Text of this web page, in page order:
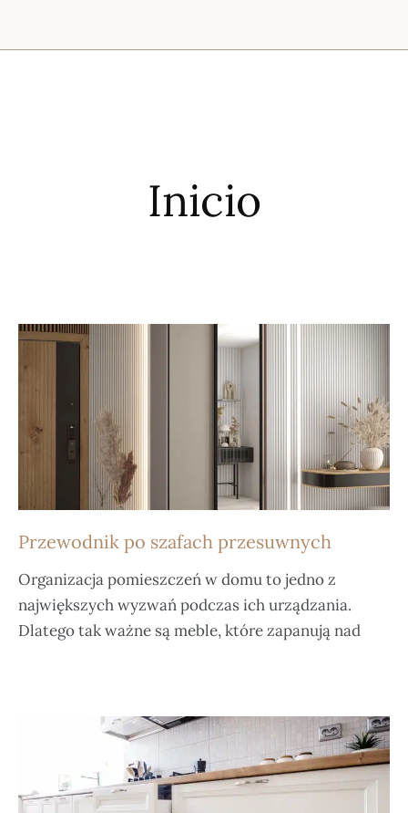
Inicio
Przewodnik po szafach przesuwnych
Organizacja pomieszczeń w domu to jedno z
największych wyzwań podczas ich urządzania.
Dlatego tak ważne są meble, które zapanują nad